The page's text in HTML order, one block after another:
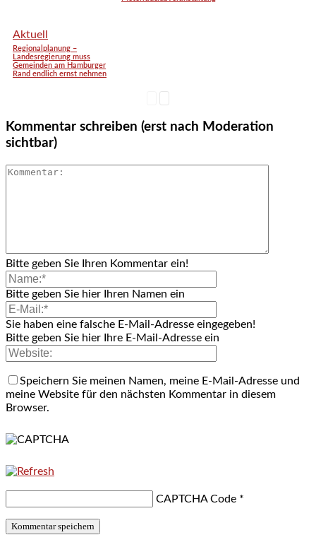
Aktuell
Regionalplanung –
Landesregierung muss
Gemeinden am Hamburger
Rand endlich ernst nehmen
Kommentar schreiben (erst nach Moderation
sichtbar)
Bitte geben Sie Ihren Kommentar ein!
Bitte geben Sie hier Ihren Namen ein
Sie haben eine falsche E-Mail-Adresse eingegeben!
Bitte geben Sie hier Ihre E-Mail-Adresse ein
Speichern Sie meinen Namen, meine E-Mail-Adresse und
meine Website für den nächsten Kommentar in diesem
Browser.
CAPTCHA Code *